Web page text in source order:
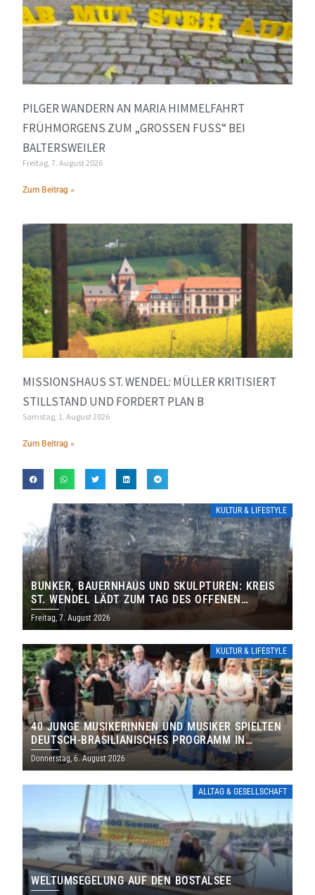
PILGER WANDERN AN MARIA HIMMELFAHRT
FRÜHMORGENS ZUM „GROSSEN FUSS“ BEI BA
LTERSWEILER
Freitag, 7. August 2026
Zum Beitrag »
MISSIONSHAUS ST. WENDEL: MÜLLER KRITISIERT
STILLSTAND UND FORDERT PLAN B
Samstag, 1. August 2026
Zum Beitrag »
KULTUR & LIFESTYLE
BUNKER, BAUERNHAUS UND SKULPTUREN: KREIS
ST. WENDEL LÄDT ZUM TAG DES OFFENEN
DENKMALS EIN
Freitag, 7. August 2026
KULTUR & LIFESTYLE
40 JUNGE MUSIKERINNEN UND MUSIKER SPIELTEN
DEUTSCH-BRASILIANISCHES PROGRAMM IN
THOLEY
Donnerstag, 6. August 2026
ALLTAG & GESELLSCHAFT
WELTUMSEGELUNG AUF DEN BOSTALSEE